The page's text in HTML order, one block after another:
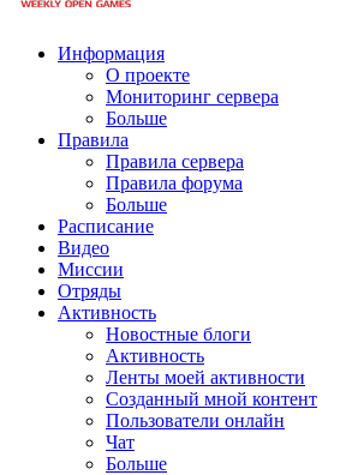
Информация
О проекте
Мониторинг сервера
Больше
Правила
Правила сервера
Правила форума
Больше
Расписание
Видео
Миссии
Отряды
Активность
Новостные блоги
Активность
Ленты моей активности
Созданный мной контент
Пользователи онлайн
Чат
Больше